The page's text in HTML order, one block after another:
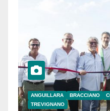
ANGUILLARA BRACCIANO
TREVIGNANO